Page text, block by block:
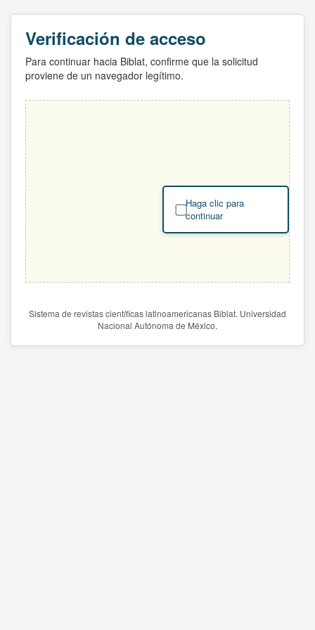
Verificación de acceso
Para continuar hacia Biblat, confirme que la solicitud
proviene de un navegador legítimo.
Haga clic para
continuar
Sistema de revistas científicas latinoamericanas Biblat. Universidad
Nacional Autónoma de México.